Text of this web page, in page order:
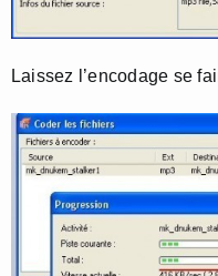
Laissez l’encodage se